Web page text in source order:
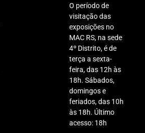
O período de
visitação das
exposições no
MAC RS, na sede
4º Distrito, é de
terça a sexta-
feira, das 12h às
18h. Sábados,
domingos e
feriados, das 10h
às 18h. Último
acesso: 18h